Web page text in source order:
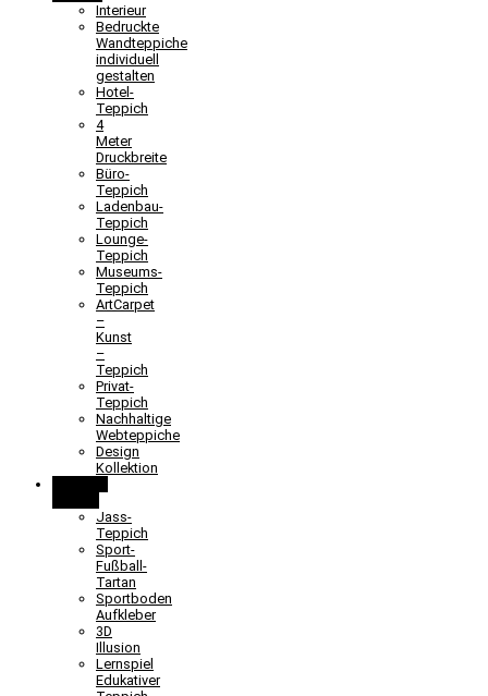
Interieur
Bedruckte
Wandteppiche
individuell
gestalten
Hotel-
Teppich
4
Meter
Druckbreite
Büro-
Teppich
Ladenbau-
Teppich
Lounge-
Teppich
Museums-
Teppich
ArtCarpet
–
Kunst
–
Teppich
Privat-
Teppich
Nachhaltige
Webteppiche
Design
Kollektion
Jass-
Teppich
Sport-
Fußball-
Tartan
Sportboden
Aufkleber
3D
Illusion
Lernspiel
Edukativer